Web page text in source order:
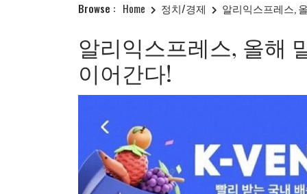
Browse : Home 정치/경제 알리익스프레스,
알리익스프레스, 올해
이어간다!